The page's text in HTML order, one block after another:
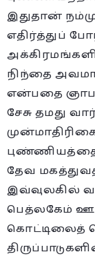
இதுதான்
எதிர்த்துப்
நிந்தை
என்பதை
சேசு தமது
தேவ
இவ்வுலகில்
பெத்லகேம்
கொட்டிலைத்